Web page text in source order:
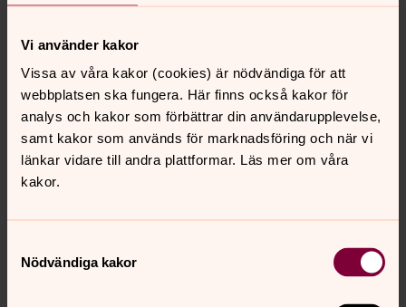
Vi använder kakor
Vissa av våra kakor (cookies) är nödvändiga för att
webbplatsen ska fungera. Här finns också kakor för
analys och kakor som förbättrar din användarupplevelse,
samt kakor som används för marknadsföring och när vi
länkar vidare till andra plattformar. Läs mer om våra
kakor.
Nödvändiga kakor
nivås sida
Filmer om färdplanens
målområden
Svenska kyrkans färdplan för klimatet, etapp 2,
innehåller åtta målområden. I dessa filmer får du en
inblick i hur arbetet kan ta sig uttryck inom respektive